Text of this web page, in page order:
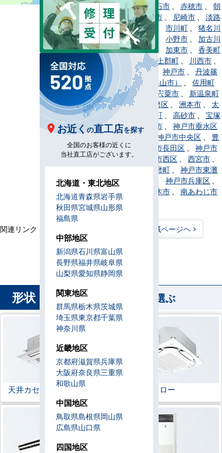
相生市、明石市 赤穂市
朝
来市 、芦屋市 尼崎市
淡路
市、伊丹市 市川町
猪名川
町、稲美町 小野市
加古川
市、加西市 、 加東市
香美町
、
神河町、上郡町 川西市
神戸市北区
神戸市
丹波篠
山市（旧・篠山市）
佐用町
、三田市 宍粟市
新温泉町
、神戸市須磨区 洲本市
太
子町
多可町 高砂市
宝塚
市、たつの市
神戸市垂水区
、 丹波市 神戸市中央区
豊
岡市、 神戸市長田区
神戸市
灘区 、 神戸市西区 西宮市
西脇市、播磨町
神戸市東灘
区
神戸市兵庫区
福崎町
三木市
南あわじ市
、
関連リンク：
兵庫県全域ページヘ
兵庫県直工店所在地
形状 から業務用エアコンを選ぶ
天井カセット形4方向 ラウンドフロー
お近く の直工店を探す
全国のお客様の近くに
当社直工店がございます。
北海道・東北地区
北海道青森県岩手県
秋田県宮城県山形県
福島県
中部地区
新潟県石川県富山県
長野県福井県岐阜県
山梨県愛知県静岡県
関東地区
群馬県栃木県茨城県
埼玉県東京都千葉県
神奈川県
近畿地区
京都府滋賀県兵庫県
大阪府奈良県三重県
和歌山県
中国地区
鳥取県島根県岡山県
広島県山口県
四国地区